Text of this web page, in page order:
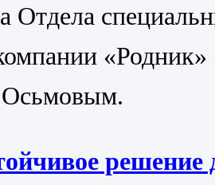
Отдела
«Родник»
решение